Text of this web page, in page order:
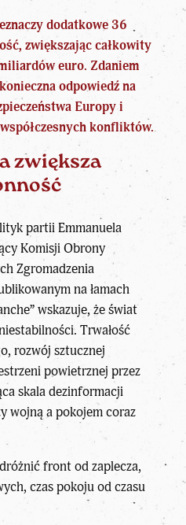
dodatkowe 36
, zwiększając całkowity
euro. Zdaniem
odpowiedź na
Europy i
konfliktów.
zwiększa
partiiEmmanuela
Komisji Obrony
Zgromadzenia
na łamach
wskazuje, że świat
Trwałość
rozwój sztucznej
powietrznej przez
skala dezinformacji
wojną a pokojem coraz
front od zaplecza,
czas pokoju od czasu